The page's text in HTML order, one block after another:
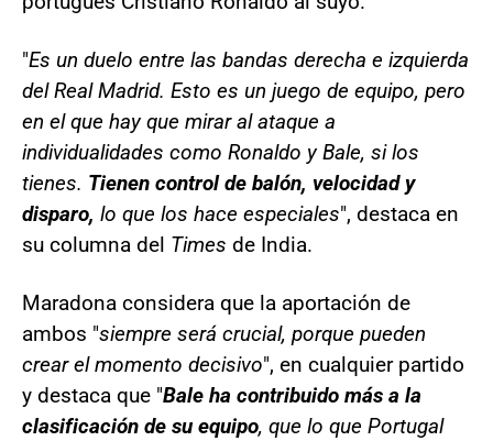
"Es un duelo entre las bandas derecha e izquierda
del Real Madrid. Esto es un juego de equipo, pero
en el que hay que mirar al ataque a
individualidades como Ronaldo y Bale, si los
tienes. Tienen control de balón, velocidad y
disparo, lo que los hace especiales", destaca en
su columna del Times de India.
Maradona considera que la aportación de
ambos "siempre será crucial, porque pueden
crear el momento decisivo", en cualquier partido
y destaca que "Bale ha contribuido más a la
clasificación de su equipo, que lo que Portugal